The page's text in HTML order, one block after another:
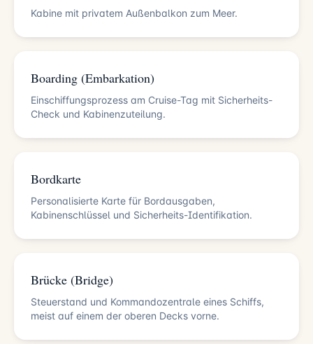
Kabine mit privatem Außenbalkon zum Meer.
Boarding (Embarkation)
Einschiffungsprozess am Cruise-Tag mit Sicherheits-
Check und Kabinenzuteilung.
Bordkarte
Personalisierte Karte für Bordausgaben,
Kabinenschlüssel und Sicherheits-Identifikation.
Brücke (Bridge)
Steuerstand und Kommandozentrale eines Schiffs,
meist auf einem der oberen Decks vorne.